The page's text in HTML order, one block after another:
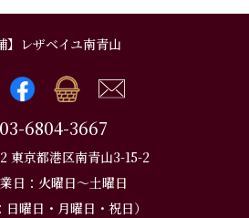
】レザベイユ南青山
03-6804-3667
東京都港区南青山3-15-2
日：火曜日～土曜日
日曜日・月曜日・祝日）